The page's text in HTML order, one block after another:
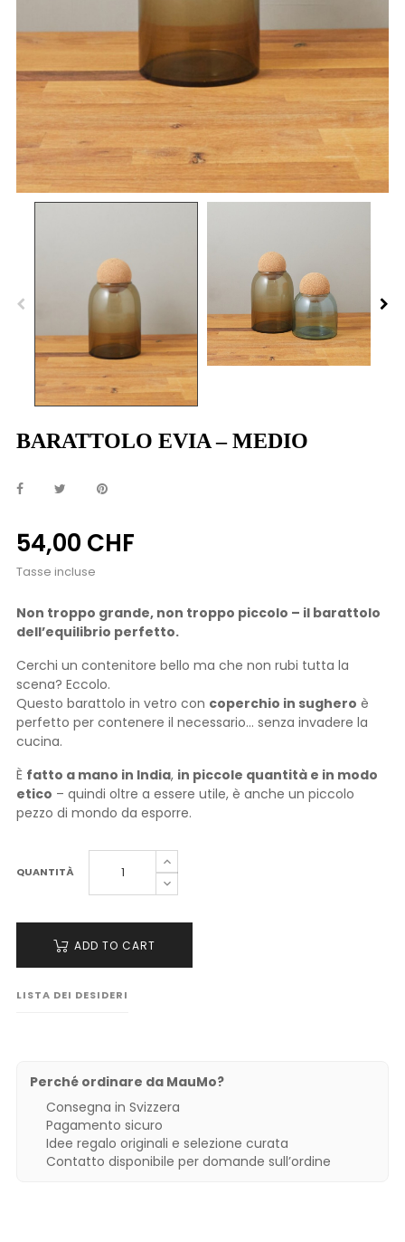
BARATTOLO EVIA – MEDIO
54,00 CHF
Tasse incluse
Non troppo grande, non troppo piccolo – il barattolo
dell’equilibrio perfetto.
Cerchi un contenitore bello ma che non rubi tutta la
scena? Eccolo.
Questo barattolo in vetro con coperchio in sughero è
perfetto per contenere il necessario… senza invadere la
cucina.
È fatto a mano in India, in piccole quantità e in modo
etico – quindi oltre a essere utile, è anche un piccolo
pezzo di mondo da esporre.
QUANTITÀ
ADD TO CART
LISTA DEI DESIDERI
Perché ordinare da MauMo?
Consegna in Svizzera
Pagamento sicuro
Idee regalo originali e selezione curata
Contatto disponibile per domande sull’ordine